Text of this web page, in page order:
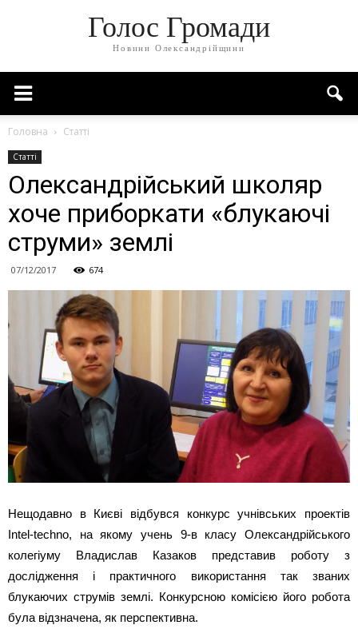
Голос Громади
Новини Олександрійщини
Головна Статті
Статті
Олександрійський школяр
хоче приборкати «блукаючі
струми» землі
07/12/2017 674
Нещодавно в Києві відбувся конкурс учнівських проектів
Intel-techno, на якому учень 9-в класу Олександрійського
колегіуму Владислав Казаков представив роботу з
дослідження і практичного використання так званих
блукаючих струмів землі. Конкурсною комісією його робота
була відзначена, як перспективна.